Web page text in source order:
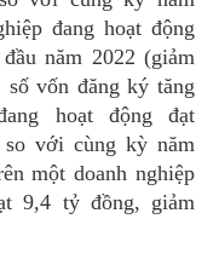
đang hoạt động
năm 2022 (giảm
vốn đăng ký tăng
hoạt động đạt
so với cùng kỳ năm
một doanh nghiệp
9,4 tỷ đồng, giảm